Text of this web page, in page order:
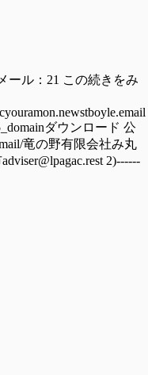
ル：21 この続きをみ
ダウンロード 公
竜の野有限会社み丸
2)------